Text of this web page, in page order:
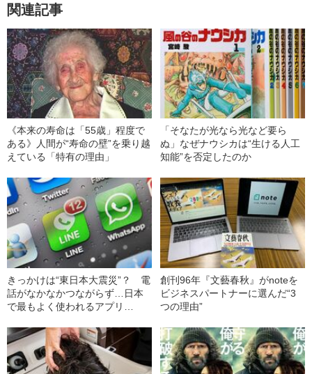
関連記事
《本来の寿命は「55歳」程度で
ある》人間が“寿命の壁”を乗り越
えている「特有の理由」
「そなたが光なら光など要ら
ぬ」なぜナウシカは“生ける人工
知能”を否定したのか
きっかけは“東日本大震災”？ 電
話がなかなかつながらず…日本
で最もよく使われるアプリ
創刊96年『文藝春秋』がnoteを
ビジネスパートナーに選んだ“3
つの理由”